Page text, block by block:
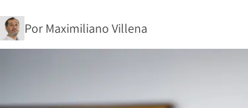
Por Maximiliano Villena